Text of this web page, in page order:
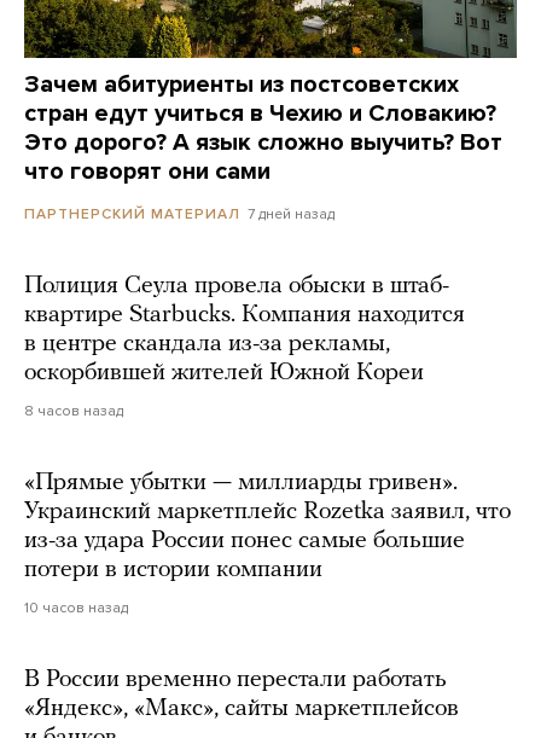
Зачем абитуриенты из постсоветских
стран едут учиться в Чехию и Словакию?
Это дорого? А язык сложно выучить? Вот
что говорят они сами
ПАРТНЕРСКИЙ МАТЕРИАЛ 7 дней назад
Полиция Сеула провела обыски в штаб-
квартире Starbucks. Компания находится
в центре скандала из-за рекламы,
оскорбившей жителей Южной Кореи
8 часов назад
«Прямые убытки — миллиарды гривен».
Украинский маркетплейс Rozetka заявил, что
из-за удара России понес самые большие
потери в истории компании
10 часов назад
В России временно перестали работать
«Яндекс», «Макс», сайты маркетплейсов